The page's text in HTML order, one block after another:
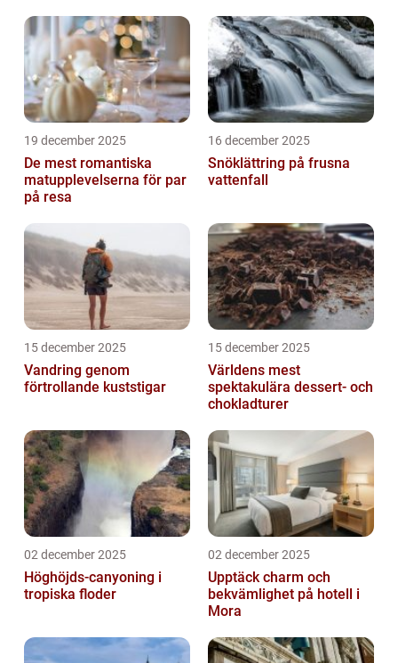
19 december 2025
De mest romantiska
matupplevelserna för par
på resa
16 december 2025
Snöklättring på frusna
vattenfall
15 december 2025
Vandring genom
förtrollande kuststigar
15 december 2025
Världens mest
spektakulära dessert- och
chokladturer
02 december 2025
Höghöjds-canyoning i
tropiska floder
02 december 2025
Upptäck charm och
bekvämlighet på hotell i
Mora